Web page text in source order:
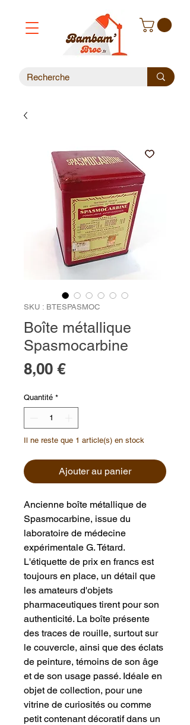
SKU : BTESPASMOC
Boîte métallique
Spasmocarbine
8,00 €Prix
Quantité *
Il ne reste que 1 article(s) en stock
Ajouter au panier
Ancienne boîte métallique de
Spasmocarbine, issue du
laboratoire de médecine
expérimentale G. Tétard.
L'étiquette de prix en francs est
toujours en place, un détail que
les amateurs d'objets
pharmaceutiques tirent pour son
authenticité. La boîte présente
des traces de rouille, surtout sur
le couvercle, ainsi que des éclats
de peinture, témoins de son âge
et de son usage passé. Idéale en
objet de collection, pour une
vitrine de curiosités ou comme
petit contenant décoratif dans un